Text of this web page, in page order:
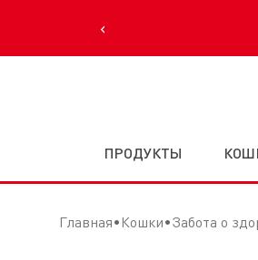
‹
ПРОДУКТЫ
Главная Кошки Забота о